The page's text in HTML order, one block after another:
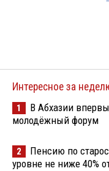
Интересное за
1
В Абхазии
молодёжный форум
2
Пенсию по
уровне не ниже 40%